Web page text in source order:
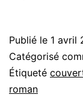
Publié le 1 avril
Catégorisé
Étiqueté
roman